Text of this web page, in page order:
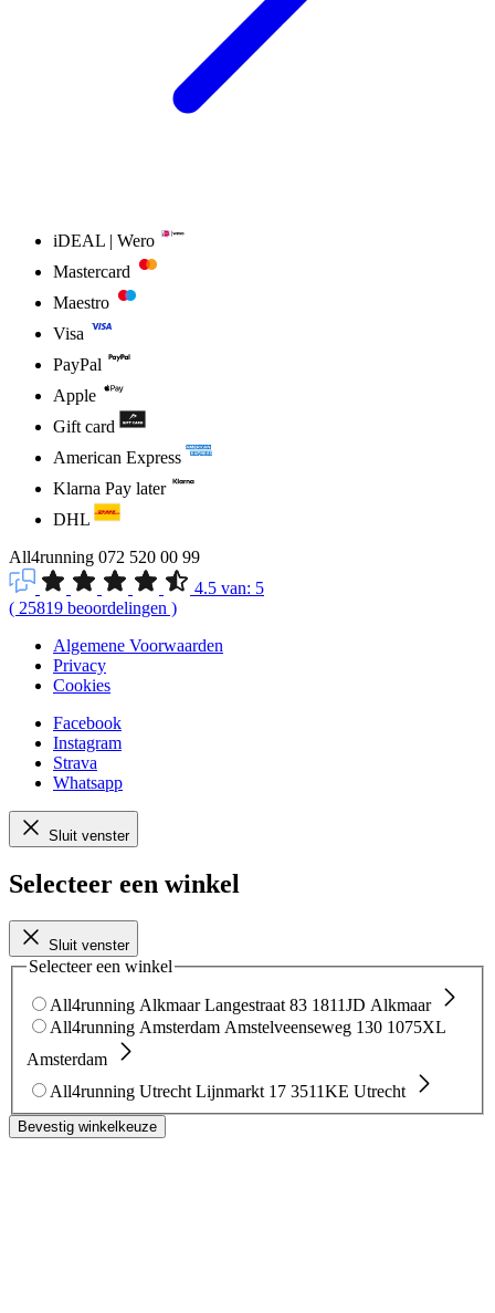
iDEAL | Wero
Mastercard
Maestro
Visa
PayPal
Apple
Gift card
American Express
Klarna Pay later
DHL
All4running 072 520 00 99
4.5 van: 5
( 25819 beoordelingen )
Algemene Voorwaarden
Privacy
Cookies
Facebook
Instagram
Strava
Whatsapp
Sluit venster
Selecteer een winkel
Sluit venster
Selecteer een winkel
All4running Alkmaar Langestraat 83 1811JD Alkmaar
All4running Amsterdam Amstelveenseweg 130 1075XL
Amsterdam
All4running Utrecht Lijnmarkt 17 3511KE Utrecht
Bevestig winkelkeuze